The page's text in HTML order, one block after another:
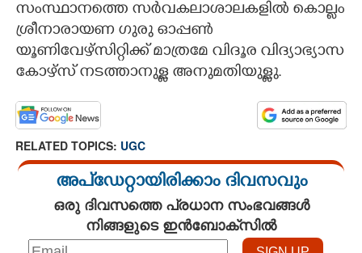
സംസ്ഥാനത്തെ സർവകലാശാലകളിൽ കൊല്ലം
ശ്രീനാരായണ ഗുരു ഓപ്പൺ
യൂണിവേഴ്സിറ്റിക്ക് മാത്രമേ വിദൂര വിദ്യാഭ്യാസ
കോഴ്സ് നടത്താനുള്ള അനുമതിയുള്ളു.
RELATED TOPICS: UGC
അപ്ഡേറ്റായിരിക്കാം ദിവസവും
ഒരു ദിവസത്തെ പ്രധാന സംഭവങ്ങൾ
നിങ്ങളുടെ ഇൻബോക്സിൽ